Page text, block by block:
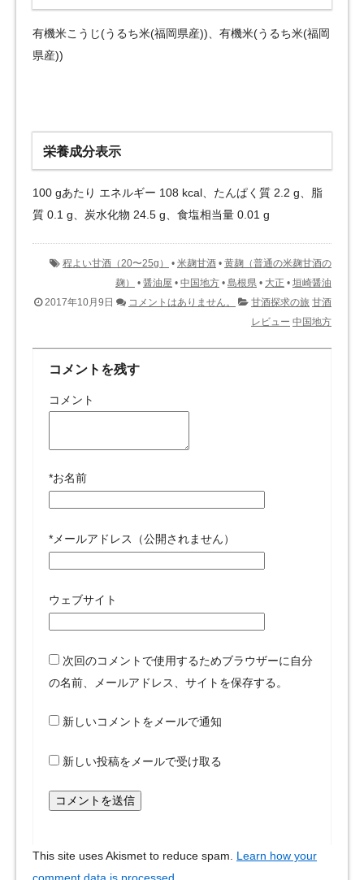
有機米こうじ(うるち米(福岡県産))、有機米(うるち米(福岡
県産))
栄養成分表示
100 gあたり エネルギー 108 kcal、たんぱく質 2.2 g、脂
質 0.1 g、炭水化物 24.5 g、食塩相当量 0.01 g
程よい甘酒（20〜25g） • 米麹甘酒 • 黄麹（普通の米麹甘酒の
麹）
• 醤油屋 • 中国地方 • 島根県 • 大正 • 垣崎醤油
2017年10月9日
コメントはありません。 甘酒探求の旅 甘酒
レビュー 中国地方
コメントを残す
コメント
*お名前
*メールアドレス（公開されません）
ウェブサイト
次回のコメントで使用するためブラウザーに自分
の名前、メールアドレス、サイトを保存する。
新しいコメントをメールで通知
新しい投稿をメールで受け取る
This site uses Akismet to reduce spam. Learn how your
comment data is processed.